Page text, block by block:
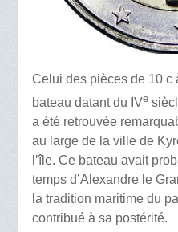
Celui des pièces de 10 c
bateau datant du IVe
a été retrouvée
au large de la ville de
l’île. Ce bateau avait
temps d’Alexandre le
la tradition maritime du
contribué à sa postérité.